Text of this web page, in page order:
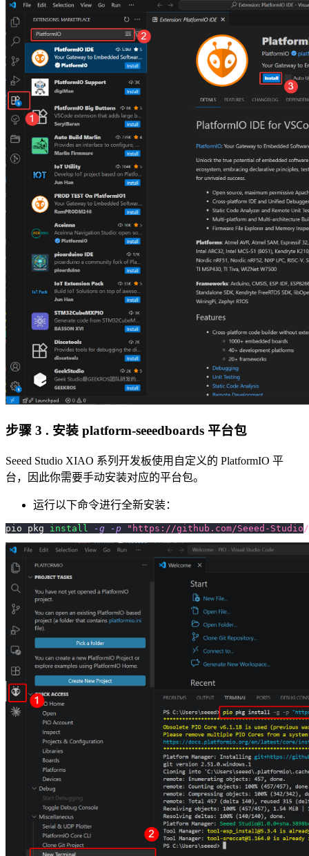
步骤 3 . 安装 platform-seeedboards 平台包
Seeed Studio XIAO 系列开发板使用自定义的 PlatformIO 平
台，因此你需要手动安装对应的平台包。
运行以下命令进行全新安装：
pio pkg install -g -p "https://github.com/Seeed-